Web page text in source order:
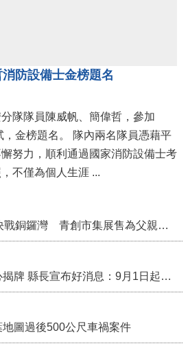
防設備士金榜題名
隊隊員陳威帆、簡偉哲，參加
隊內兩名隊員憑藉平
努力，順利通過國家消防設備士考
試，成功取得專業證照，不僅為個人生涯 ...
3對3戰鬥陀螺團體賽決戰銅鑼灣 青創市集展售為父親節增添繽紛
苗栗親子館暨托嬰中心揭牌 縣長宣布好消息：9月1日起調降臨時托嬰費用
圖過後500公尺車禍案件